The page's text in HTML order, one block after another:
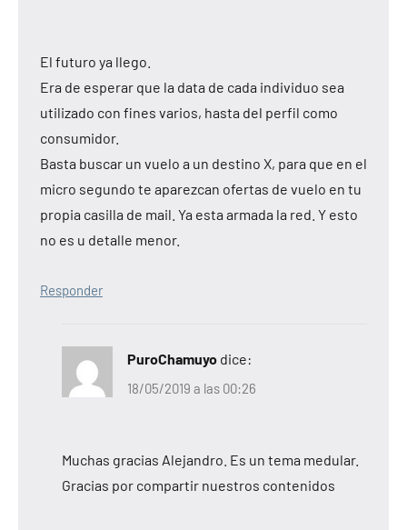
El futuro ya llego.
Era de esperar que la data de cada individuo sea
utilizado con fines varios, hasta del perfil como
consumidor.
Basta buscar un vuelo a un destino X, para que en el
micro segundo te aparezcan ofertas de vuelo en tu
propia casilla de mail. Ya esta armada la red. Y esto
no es u detalle menor.
Responder
PuroChamuyo dice:
18/05/2019 a las 00:26
Muchas gracias Alejandro. Es un tema medular.
Gracias por compartir nuestros contenidos